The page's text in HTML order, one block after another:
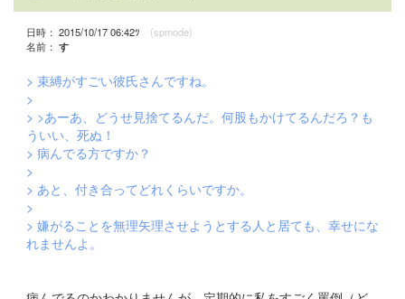
日時： 2015/10/17 06:42ﾂ (spmode)
名前： す
> 束縛がすごい彼氏さんですね。
>
> >あーあ、どうせ見捨てるんだ。何股もかけてるんだろ？も
ういい、死ぬ！
> 病んでる方ですか？
>
> あと、付き合ってどれくらいですか。
>
> 嫌がることを無理矢理させようとする人と居ても、幸せにな
れませんよ。